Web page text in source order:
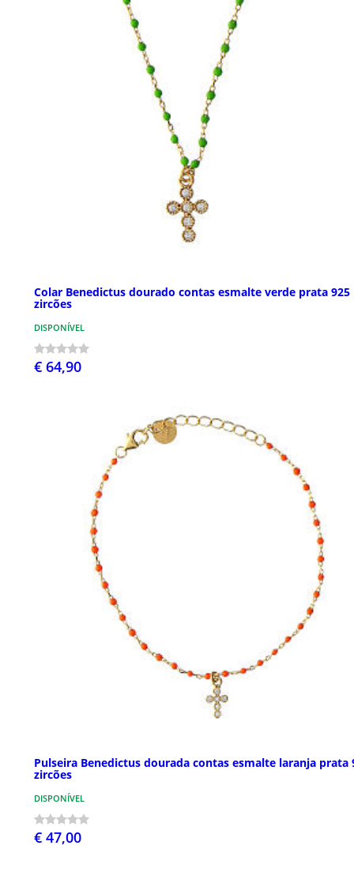
Colar Benedictus dourado contas esmalte verde prata 925
zircões
DISPONÍVEL
€ 64,90
Pulseira Benedictus dourada contas esmalte laranja prata
zircões
DISPONÍVEL
€ 47,00